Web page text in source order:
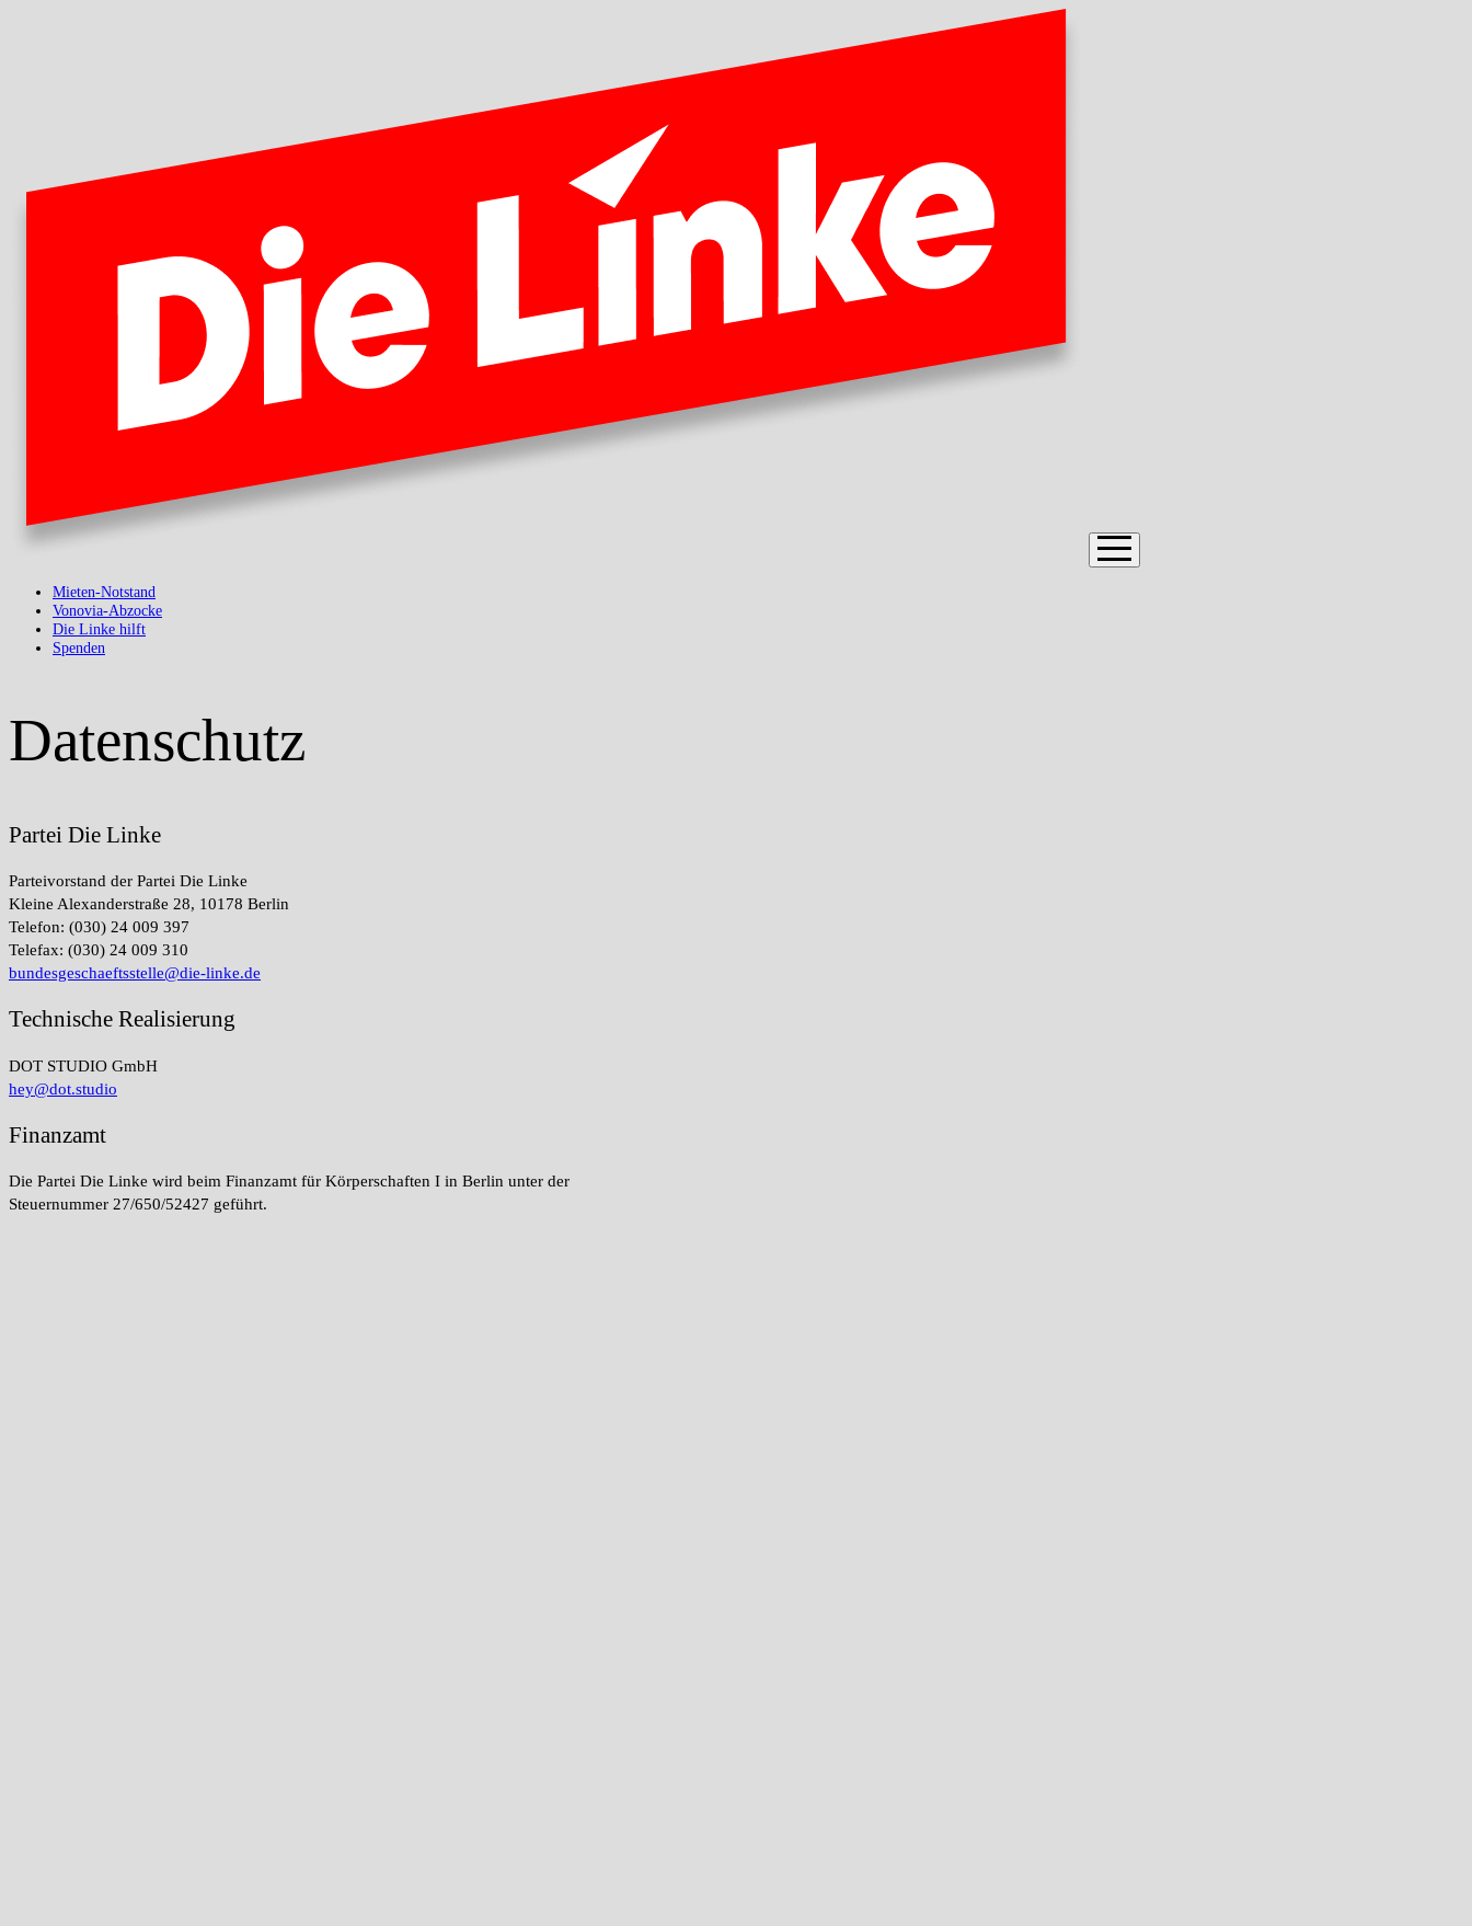
Mieten-Notstand
Vonovia-Abzocke
Die Linke hilft
Spenden
Datenschutz
Partei Die Linke
Parteivorstand der Partei Die Linke
Kleine Alexanderstraße 28, 10178 Berlin
Telefon: (030) 24 009 397
Telefax: (030) 24 009 310
bundesgeschaeftsstelle@die-linke.de
Technische Realisierung
DOT STUDIO GmbH
hey@dot.studio
Finanzamt
Die Partei Die Linke wird beim Finanzamt für Körperschaften I in Berlin unter der
Steuernummer 27/650/52427 geführt.